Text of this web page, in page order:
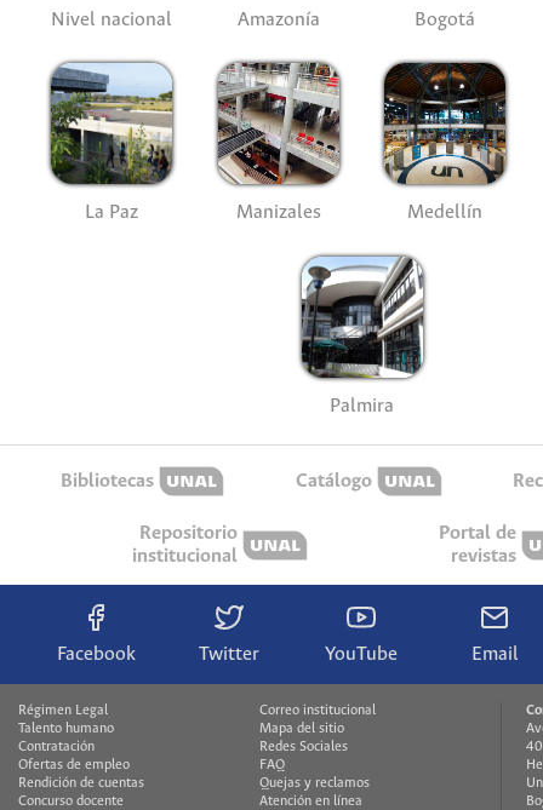
Nivel nacional Amazonía Bogotá
La Paz Manizales Medellín
Palmira
Bibliotecas Catálogo
Repositorio
institucional
Portal de
revistas
Facebook Twitter YouTube Email
Régimen Legal
Talento humano
Contratación
Ofertas de empleo
Rendición de cuentas
Concurso docente
Correo institucional
Mapa del sitio
Redes Sociales
FAQ
Quejas y reclamos
Atención en línea